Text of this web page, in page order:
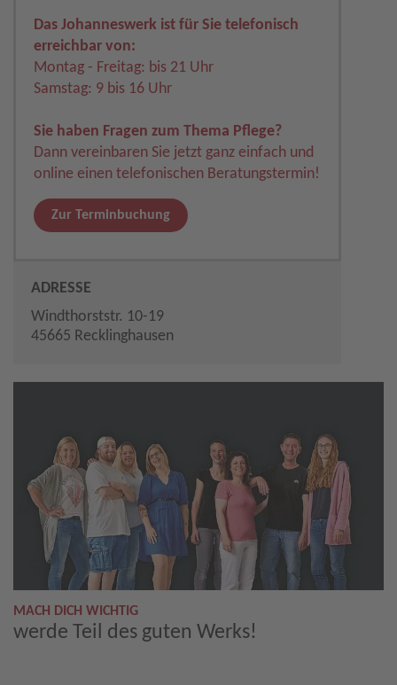
Das Johanneswerk ist für Sie telefonisch
erreichbar von:
Montag - Freitag: bis 21 Uhr
Samstag: 9 bis 16 Uhr
Sie haben Fragen zum Thema Pflege?
Dann vereinbaren Sie jetzt ganz einfach und
online einen telefonischen Beratungstermin!
Zur Terminbuchung
ADRESSE
Windthorststr. 10-19
45665 Recklinghausen
MACH DICH WICHTIG
werde Teil des guten Werks!